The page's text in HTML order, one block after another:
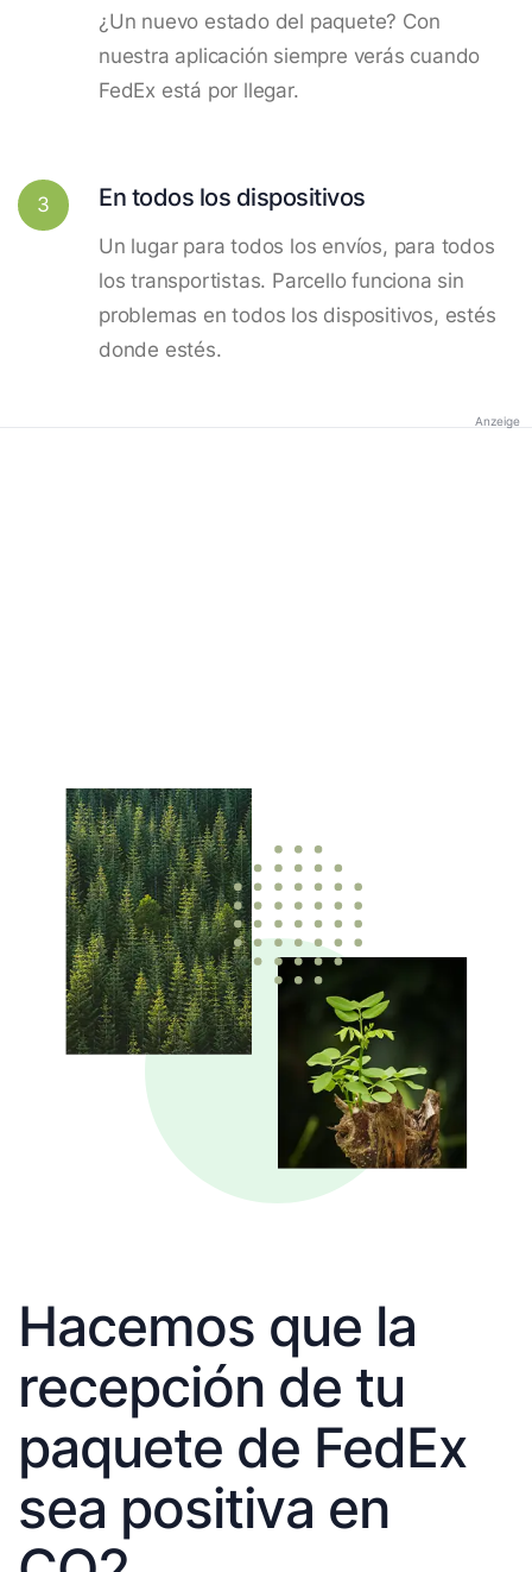
¿Un nuevo estado del paquete? Con
nuestra aplicación siempre verás cuando
FedEx está por llegar.
3 En todos los dispositivos
Un lugar para todos los envíos, para todos
los transportistas. Parcello funciona sin
problemas en todos los dispositivos, estés
donde estés.
Anzeige
Hacemos que la
recepción de tu
paquete de FedEx
sea positiva en